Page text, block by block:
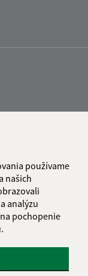
používame
našich
analýzu
pochopenie